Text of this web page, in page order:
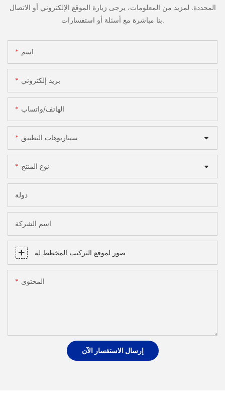
المحددة. لمزيد من المعلومات، يرجى زيارة الموقع الإلكتروني أو الاتصال
بنا مباشرة مع أسئلة أو استفسارات.
اسم
بريد إلكتروني
الهاتف/واتساب
سيناريوهات التطبيق
نوع المنتج
دولة
اسم الشركة
صور لموقع التركيب المخطط له
المحتوى
إرسال الاستفسار الآن